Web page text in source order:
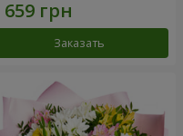
Заказать